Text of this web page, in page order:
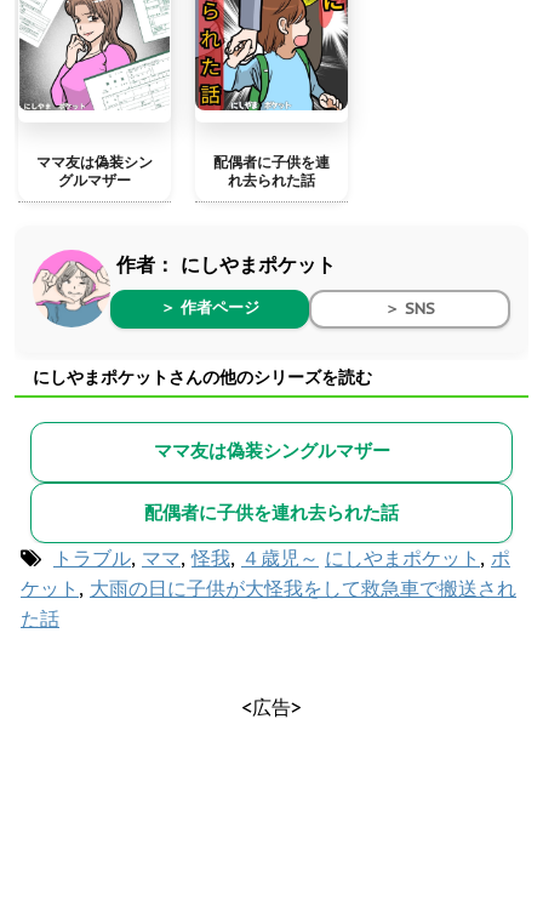
ママ友は偽装シン
グルマザー
配偶者に子供を連
れ去られた話
作者： にしやまポケット
＞ 作者ページ ＞ SNS
にしやまポケットさんの他のシリーズを読む
ママ友は偽装シングルマザー
配偶者に子供を連れ去られた話
トラブル, ママ,怪我, ４歳児～ にしやまポケット , ポ
ケット , 大雨の日に子供が大怪我をして救急車で搬送され
た話
<広告>